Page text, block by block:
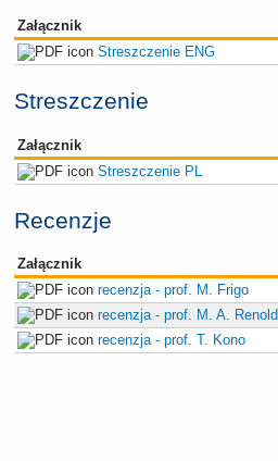
Załącznik
Streszczenie ENG
Streszczenie
Załącznik
Streszczenie PL
Recenzje
Załącznik
recenzja - prof. M. Frigo
recenzja - prof. M. A. Renold
recenzja - prof. T. Kono